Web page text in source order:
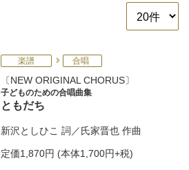
楽譜 合唱
NEW ORIGINAL CHORUS
子どものための合唱曲集
ともだち
新沢としひこ 詞／氏家晋也 作曲
定価1,870円 (本体1,700円+税)